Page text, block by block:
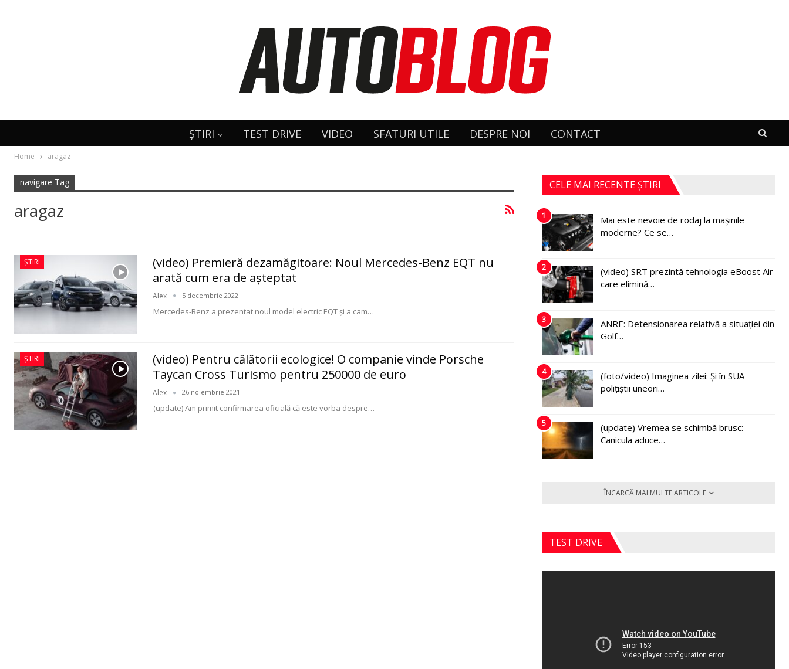
ȘTIRI TEST DRIVE VIDEO SFATURI UTILE DESPRE NOI CONTACT
Home aragaz
navigare Tag
aragaz
ȘTIRI
(video) Premieră dezamăgitoare: Noul Mercedes-Benz EQT nu
arată cum era de așteptat
Alex 5 decembrie 2022
Mercedes-Benz a prezentat noul model electric EQT şi a cam…
ȘTIRI
(video) Pentru călătorii ecologice! O companie vinde Porsche
Taycan Cross Turismo pentru 250000 de euro
Alex 26 noiembrie 2021
(update) Am primit confirmarea oficială că este vorba despre…
CELE MAI RECENTE ȘTIRI
1
Mai este nevoie de rodaj la mașinile
moderne? Ce se…
2
(video) SRT prezintă tehnologia eBoost Air
care elimină…
3
ANRE: Detensionarea relativă a situației din
Golf…
4
(foto/video) Imaginea zilei: Și în SUA
polițiștii uneori…
5
(update) Vremea se schimbă brusc:
Canicula aduce…
ÎNCARCĂ MAI MULTE ARTICOLE
TEST DRIVE